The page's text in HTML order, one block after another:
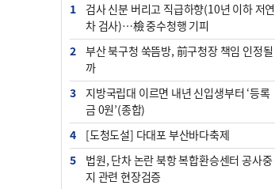
1
검사 신분 버리고 직급하향(10년 이하 저연
차 검사)…檢 중수청행 기피
2
부산 북구청 쑥뜸방, 前구청장 책임 인정될
까
3
지방국립대 이르면 내년 신입생부터 ‘등록
금 0원’(종합)
4
[도청도설] 다대포 부산바다축제
5
법원, 단차 논란 북항 복합환승센터 공사중
지 관련 현장검증